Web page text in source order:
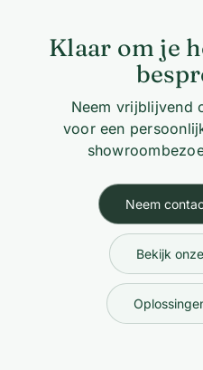
Klaar om je
Neem vrijblijvend
voor een
Neem
Bekijk